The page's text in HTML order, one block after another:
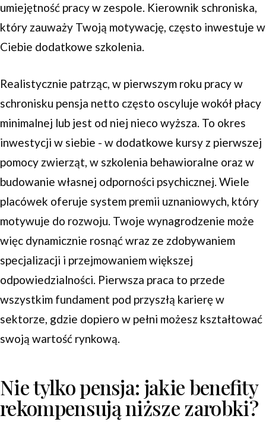
umiejętność pracy w zespole. Kierownik schroniska,
który zauważy Twoją motywację, często inwestuje w
Ciebie dodatkowe szkolenia.
Realistycznie patrząc, w pierwszym roku pracy w
schronisku pensja netto często oscyluje wokół płacy
minimalnej lub jest od niej nieco wyższa. To okres
inwestycji w siebie - w dodatkowe kursy z pierwszej
pomocy zwierząt, w szkolenia behawioralne oraz w
budowanie własnej odporności psychicznej. Wiele
placówek oferuje system premii uznaniowych, który
motywuje do rozwoju. Twoje wynagrodzenie może
więc dynamicznie rosnąć wraz ze zdobywaniem
specjalizacji i przejmowaniem większej
odpowiedzialności. Pierwsza praca to przede
wszystkim fundament pod przyszłą karierę w
sektorze, gdzie dopiero w pełni możesz kształtować
swoją wartość rynkową.
Nie tylko pensja: jakie benefity
rekompensują niższe zarobki?